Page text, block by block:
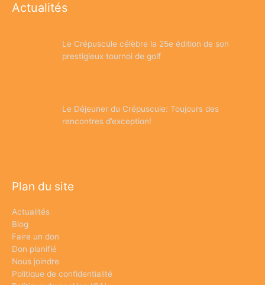
Actualités
Le Crépuscule célèbre la 25e édition de son
prestigieux tournoi de golf
Le Déjeuner du Crépuscule: Toujours des
rencontres d’exception!
Plan du site
Actualités
Blog
Faire un don
Don planifié
Nous joindre
Politique de confidentialité